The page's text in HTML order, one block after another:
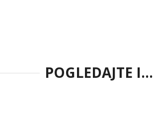
POGLEDAJTE I...